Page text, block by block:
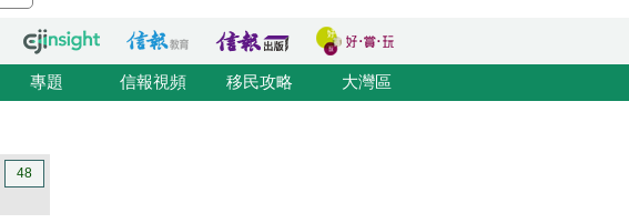
專題 信報視頻 移民攻略 大灣區
48